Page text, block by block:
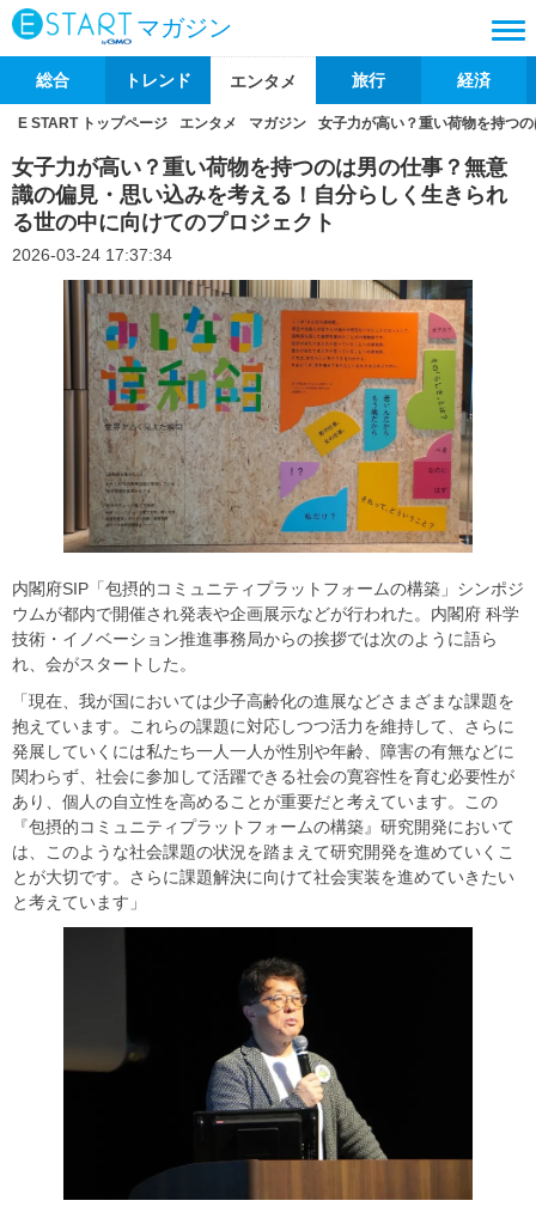
マガジン
総合 トレンド エンタメ 旅行 経済
E START トップページ エンタメ マガジン 女子力が高い？重い荷物を持つ
女子力が高い？重い荷物を持つのは男の仕事？無意
識の偏見・思い込みを考える！自分らしく生きられ
る世の中に向けてのプロジェクト
2026-03-24 17:37:34
内閣府SIP「包摂的コミュニティプラットフォームの構築」シンポジ
ウムが都内で開催され発表や企画展示などが行われた。内閣府 科学
技術・イノベーション推進事務局からの挨拶では次のように語ら
れ、会がスタートした。
「現在、我が国においては少子高齢化の進展などさまざまな課題を
抱えています。これらの課題に対応しつつ活力を維持して、さらに
発展していくには私たち一人一人が性別や年齢、障害の有無などに
関わらず、社会に参加して活躍できる社会の寛容性を育む必要性が
あり、個人の自立性を高めることが重要だと考えています。この
『包摂的コミュニティプラットフォームの構築』研究開発において
は、このような社会課題の状況を踏まえて研究開発を進めていくこ
とが大切です。さらに課題解決に向けて社会実装を進めていきたい
と考えています」